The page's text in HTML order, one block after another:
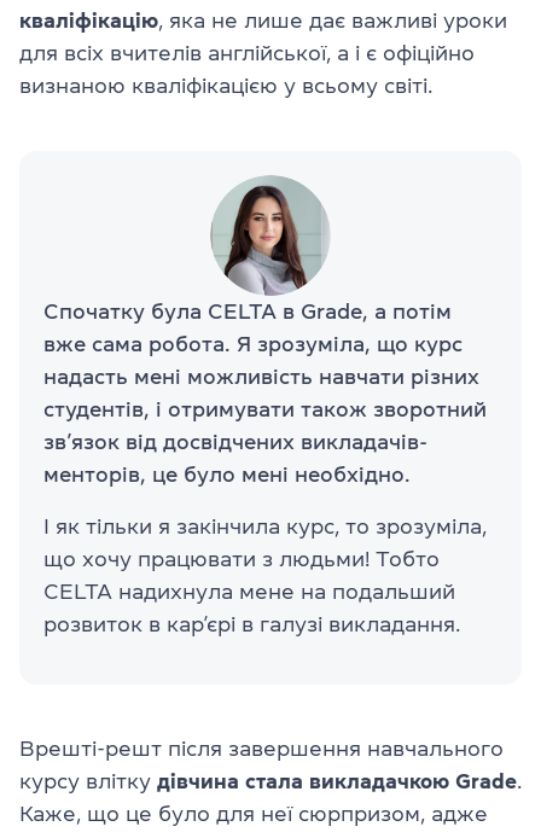
кваліфікацію , яка не лише дає важливі уроки
для всіх вчителів англійської, а і є офіційно
визнаною кваліфікацією у всьому світі.
Спочатку була CELTA в Grade, а потім
вже сама робота. Я зрозуміла, що курс
надасть мені можливість навчати різних
студентів, і отримувати також зворотний
зв’язок від досвідчених викладачів-
менторів, це було мені необхідно.
І як тільки я закінчила курс, то зрозуміла,
що хочу працювати з людьми! Тобто
CELTA надихнула мене на подальший
розвиток в кар’єрі в галузі викладання.
Врешті-решт після завершення навчального
курсу влітку дівчина стала викладачкою Grade
Каже, що це було для неї сюрпризом, адже